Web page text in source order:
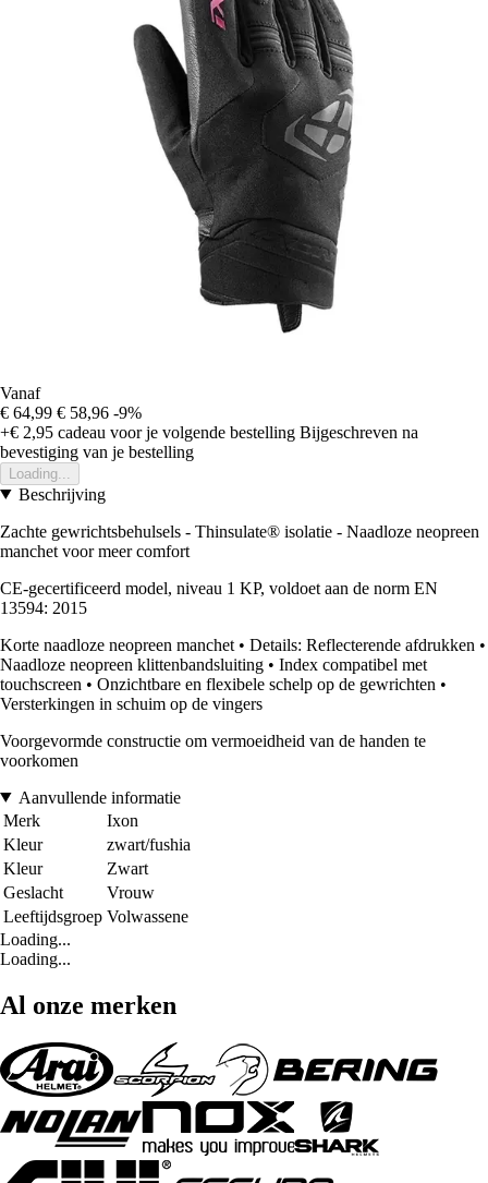
Vanaf
€ 64,99 € 58,96 -9%
+€ 2,95 cadeau voor je volgende bestelling Bijgeschreven na
bevestiging van je bestelling
Loading...
Beschrijving
Zachte gewrichtsbehulsels - Thinsulate® isolatie - Naadloze neopreen
manchet voor meer comfort
CE-gecertificeerd model, niveau 1 KP, voldoet aan de norm EN
13594: 2015
Korte naadloze neopreen manchet • Details: Reflecterende afdrukken •
Naadloze neopreen klittenbandsluiting • Index compatibel met
touchscreen • Onzichtbare en flexibele schelp op de gewrichten •
Versterkingen in schuim op de vingers
Voorgevormde constructie om vermoeidheid van de handen te
voorkomen
Aanvullende informatie
Merk
Ixon
Kleur
zwart/fushia
Kleur
Zwart
Geslacht
Vrouw
Leeftijdsgroep Volwassene
Loading...
Loading...
Al onze merken